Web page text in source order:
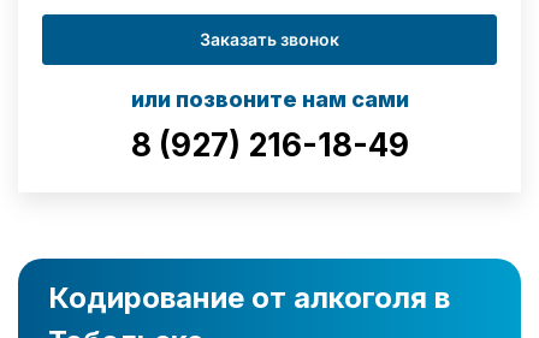
Заказать звонок
или позвоните нам сами
8 (927) 216-18-49
Кодирование от алкоголя в